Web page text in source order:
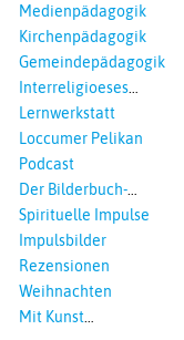
Medienpädagogik
Kirchenpädagogik
Gemeindepädagogik
Interreligioeses
Lernen
Lernwerkstatt
Loccumer Pelikan
Podcast
Der Bilderbuch-
Podcast
Spirituelle Impulse
Impulsbilder
Rezensionen
Weihnachten
Mit Kunst